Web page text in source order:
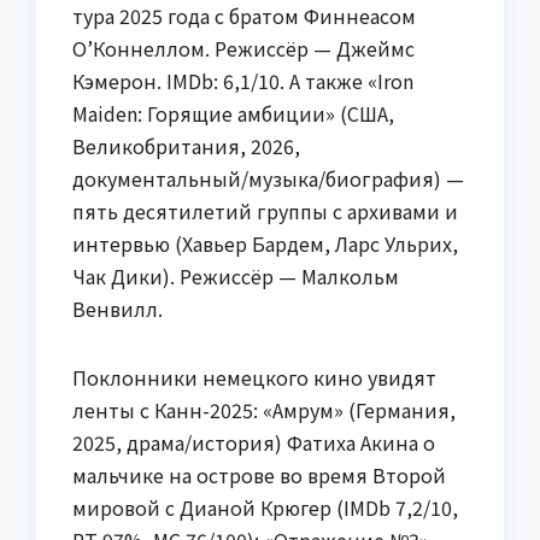
тура 2025 года с братом Финнеасом
О’Коннеллом. Режиссёр — Джеймс
Кэмерон. IMDb: 6,1/10. А также «Iron
Maiden: Горящие амбиции» (США,
Великобритания, 2026,
документальный/музыка/биография) —
пять десятилетий группы с архивами и
интервью (Хавьер Бардем, Ларс Ульрих,
Чак Дики). Режиссёр — Малкольм
Венвилл.
Поклонники немецкого кино увидят
ленты с Канн-2025: «Амрум» (Германия,
2025, драма/история) Фатиха Акина о
мальчике на острове во время Второй
мировой с Дианой Крюгер (IMDb 7,2/10,